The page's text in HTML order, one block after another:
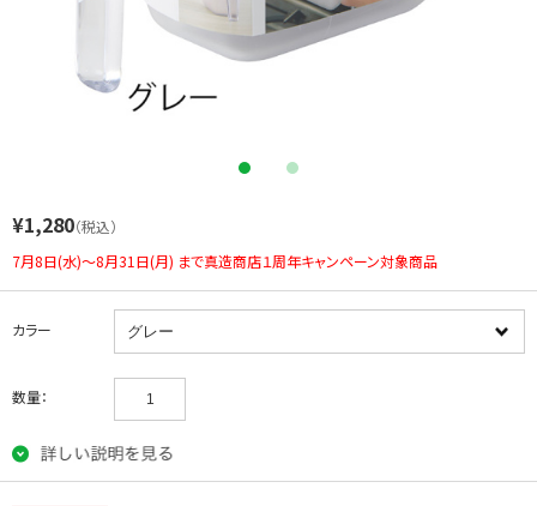
¥1,280（税込）
7月8日(水)～8月31日(月) まで真造商店１周年キャンペーン対象商品
カラー
数量：